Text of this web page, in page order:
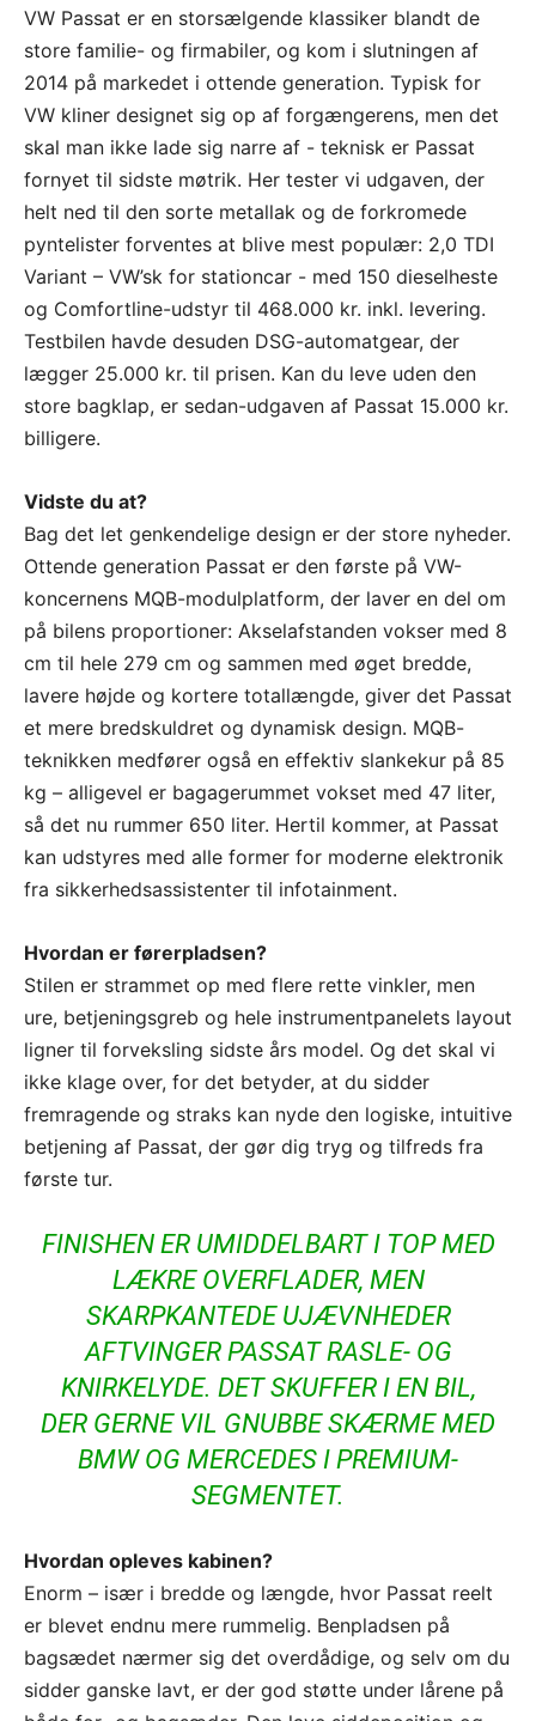
VW Passat er en storsælgende klassiker blandt de
store familie- og firmabiler, og kom i slutningen af
2014 på markedet i ottende generation. Typisk for
VW kliner designet sig op af forgængerens, men det
skal man ikke lade sig narre af - teknisk er Passat
fornyet til sidste møtrik. Her tester vi udgaven, der
helt ned til den sorte metallak og de forkromede
pyntelister forventes at blive mest populær: 2,0 TDI
Variant – VW’sk for stationcar - med 150 dieselheste
og Comfortline-udstyr til 468.000 kr. inkl. levering.
Testbilen havde desuden DSG-automatgear, der
lægger 25.000 kr. til prisen. Kan du leve uden den
store bagklap, er sedan-udgaven af Passat 15.000 kr.
billigere.
Vidste du at?
Bag det let genkendelige design er der store nyheder.
Ottende generation Passat er den første på VW-
koncernens MQB-modulplatform, der laver en del om
på bilens proportioner: Akselafstanden vokser med 8
cm til hele 279 cm og sammen med øget bredde,
lavere højde og kortere totallængde, giver det Passat
et mere bredskuldret og dynamisk design. MQB-
teknikken medfører også en effektiv slankekur på 85
kg – alligevel er bagagerummet vokset med 47 liter,
så det nu rummer 650 liter. Hertil kommer, at Passat
kan udstyres med alle former for moderne elektronik
fra sikkerhedsassistenter til infotainment.
Hvordan er førerpladsen?
Stilen er strammet op med flere rette vinkler, men
ure, betjeningsgreb og hele instrumentpanelets layout
ligner til forveksling sidste års model. Og det skal vi
ikke klage over, for det betyder, at du sidder
fremragende og straks kan nyde den logiske, intuitive
betjening af Passat, der gør dig tryg og tilfreds fra
første tur.
FINISHEN ER UMIDDELBART I TOP MED
LÆKRE OVERFLADER, MEN
SKARPKANTEDE UJÆVNHEDER
AFTVINGER PASSAT RASLE- OG
KNIRKELYDE. DET SKUFFER I EN BIL,
DER GERNE VIL GNUBBE SKÆRME MED
BMW OG MERCEDES I PREMIUM-
SEGMENTET.
Hvordan opleves kabinen?
Enorm – især i bredde og længde, hvor Passat reelt
er blevet endnu mere rummelig. Benpladsen på
bagsædet nærmer sig det overdådige, og selv om du
sidder ganske lavt, er der god støtte under lårene på